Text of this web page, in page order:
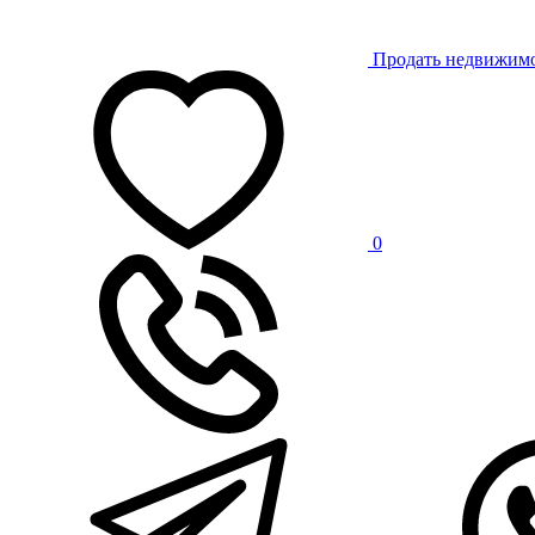
Продать
0